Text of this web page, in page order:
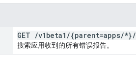
GET /v1beta1 /{parent=apps/*}/
搜索应用收到的所有错误报告。